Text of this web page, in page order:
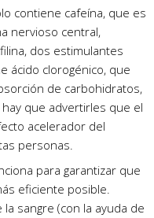
contiene cafeína, que es
nervioso central,
dos estimulantes
ácido clorogénico, que
de carbohidratos,
que advertirles que el
acelerador del
personas.
para garantizar que
eficiente posible.
sangre (con la ayuda de